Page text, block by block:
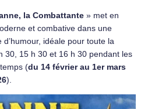
la Combattante » met en
et combative dans une
idéale pour toute la
30, 15 h 30 et 16 h 30 pendant les
(du 14 février au 1er mars
).